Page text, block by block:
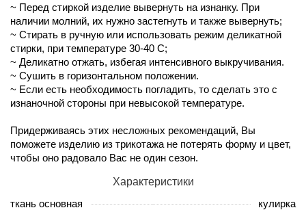
~ Перед стиркой изделие вывернуть на изнанку. При
наличии молний, их нужно застегнуть и также вывернуть;
~ Стирать в ручную или использовать режим деликатной
стирки, при температуре 30-40 С;
~ Деликатно отжать, избегая интенсивного выкручивания.
~ Сушить в горизонтальном положении.
~ Если есть необходимость погладить, то сделать это с
изнаночной стороны при невысокой температуре.
Придерживаясь этих несложных рекомендаций, Вы
поможете изделию из трикотажа не потерять форму и цвет,
чтобы оно радовало Вас не один сезон.
Характеристики
ткань основная
кулирка